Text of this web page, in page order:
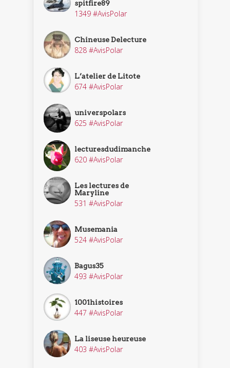
spitfire89
1349 #AvisPolar
Chineuse Delecture
828 #AvisPolar
L’atelier de Litote
674 #AvisPolar
universpolars
625 #AvisPolar
lecturesdudimanche
620 #AvisPolar
Les lectures de
Maryline
531 #AvisPolar
Musemania
524 #AvisPolar
Bagus35
493 #AvisPolar
1001histoires
447 #AvisPolar
La liseuse heureuse
403 #AvisPolar